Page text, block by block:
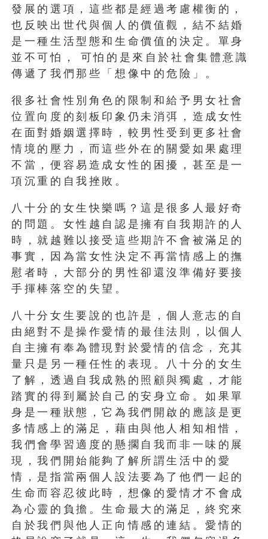
發展的選項，這些都是經過考慮權衡的，
也反映出世代與個人的價值觀，結不結婚
是一種生活型態和生命價值的決定。單身
並不可怕，
可怕的是來自於社會集體意識
傳遞了我們那些「想像中的危險」。
很多社會性別角色的限制和給予男女社會
位置向度的刻板印象仍未消弭，造成女性
在面對婚姻選擇時，較男性受到更多社會
情境的壓力，而這些外在的關愛如果處理
不當，便容易造成女性的困擾，甚至是一
項沉重的自我挫敗。
八十分的女生快樂嗎？這是很多人最好奇
的問題。女性越自認是擁有自我期許的人
時，就越難以接受這些期許不會被滿足的
事實，因為當女性決定不再當情感上的撫
慰者時，大部分的男性卻還沒準備好要接
手揮棒落空的失望。
八十分女生要說的也許是，個人意志的自
由絕對不是操作愛情的最佳法則，以個人
自主擁有奉為體現對於愛情的信念，充其
量只是另一種任性的表現。八十分的女生
了解，透過自我成熟的照顧與獨處，才能
踏實的得到屬於自己的安身立命。如果單
身是一種狀態，它為我們開啟的應該是更
多情感上的滿足，藉由與他人相知相惜，
我們會學習適度的懸擱自我而非一味的展
現，我們開始能夠了解所謂生活中的愛
情，是指當兩個人設法要為了他們一起的
生命而容忍彼此時，想像的愛情才不會成
為心靈的負擔。生命最大的滿足，終究來
自於我們與他人正向情感的連結。愛情的